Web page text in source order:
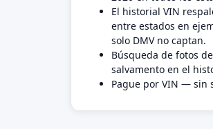
El historial VIN
entre estados en
solo DMV no captan.
Búsqueda de fotos
salvamento en el
Pague por VIN — sin